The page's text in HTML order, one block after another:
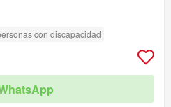
con discapacidad